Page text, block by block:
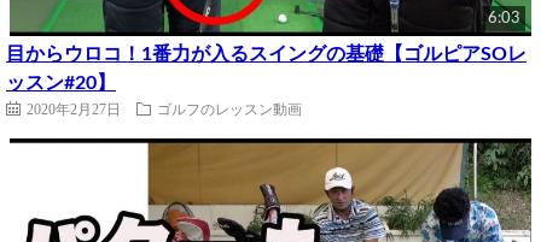
6:03
目からウロコ！1番力が入るスイングの基礎【ゴルピアSOレ
ッスン#20】
2020年2月27日 ゴルフのレッスン動画